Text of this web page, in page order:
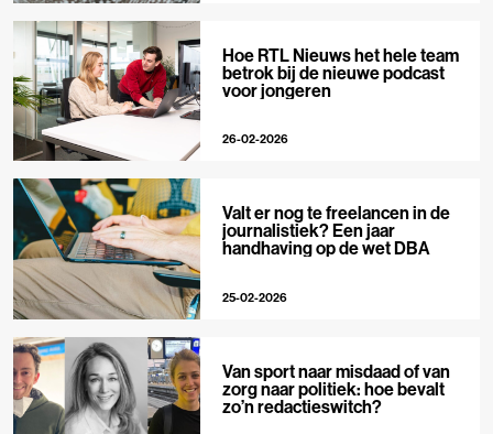
Hoe RTL Nieuws het hele team
betrok bij de nieuwe podcast
voor jongeren
26-02-2026
Valt er nog te freelancen in de
journalistiek? Een jaar
handhaving op de wet DBA
25-02-2026
Van sport naar misdaad of van
zorg naar politiek: hoe bevalt
zo’n redactieswitch?